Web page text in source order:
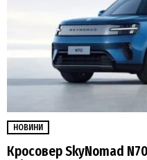
НОВИНИ
Кросовер SkyNomad